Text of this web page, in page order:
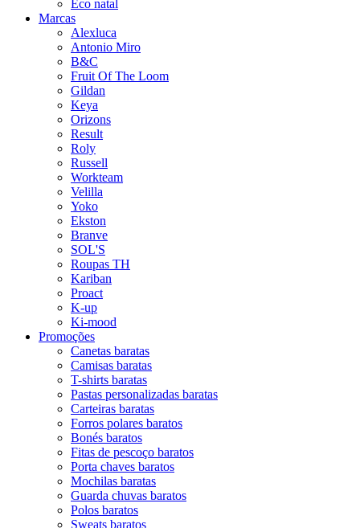
Eco natal
Marcas
Alexluca
Antonio Miro
B&C
Fruit Of The Loom
Gildan
Keya
Orizons
Result
Roly
Russell
Workteam
Velilla
Yoko
Ekston
Branve
SOL'S
Roupas TH
Kariban
Proact
K-up
Ki-mood
Promoções
Canetas baratas
Camisas baratas
T-shirts baratas
Pastas personalizadas baratas
Carteiras baratas
Forros polares baratos
Bonés baratos
Fitas de pescoço baratos
Porta chaves baratos
Mochilas baratas
Guarda chuvas baratos
Polos baratos
Sweats baratos